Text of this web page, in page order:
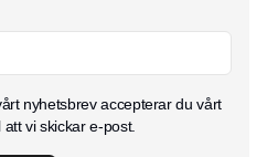
nyhetsbrev accepterar du vårt
vi skickar e-post.